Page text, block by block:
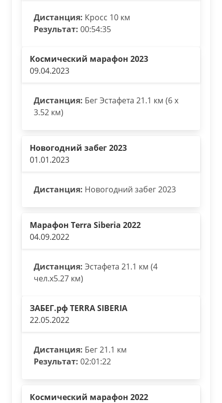
Дистанция: Кросс 10 км
Результат: 00:54:35
Космический марафон 2023
09.04.2023
Дистанция: Бег Эстафета 21.1 км (6 х
3.52 км)
Новогодний забег 2023
01.01.2023
Дистанция: Новогодний забег 2023
Марафон Terra Siberia 2022
04.09.2022
Дистанция: Эстафета 21.1 км (4
чел.х5.27 км)
ЗАБЕГ.рф TERRA SIBERIA
22.05.2022
Дистанция: Бег 21.1 км
Результат: 02:01:22
Космический марафон 2022